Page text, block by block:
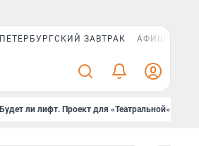
ПЕТЕРБУРГСКИЙ ЗАВТРАК АФИША PLUS
Будет ли лифт. Проект для «Театральной»